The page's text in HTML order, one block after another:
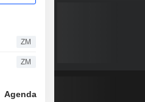
ZM
ZM
Agenda